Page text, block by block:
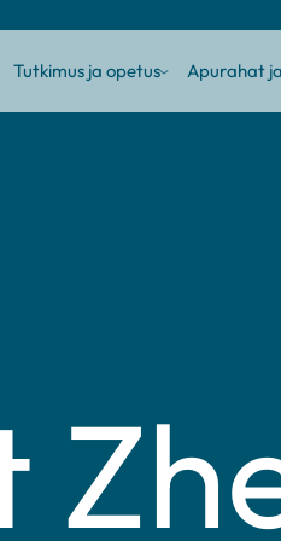
Tutkimus ja opetusSubApurahat